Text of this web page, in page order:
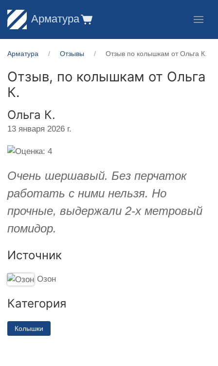
Арматура
Арматура Отзывы Отзыв по колышкам от Ольга К.
Отзыв, по колышкам от Ольга
К.
Ольга К.
13 января 2026 г.
Очень шершавый. Без перчаток
работать с ними нельзя. Но
прочные, выдержали 2-х метровый
помидор.
Источник
Озон
Категория
Колышки